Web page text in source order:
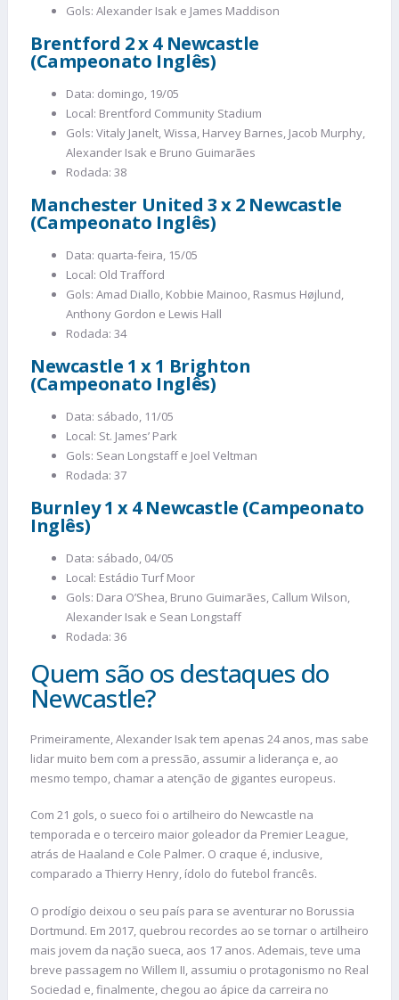
Gols: Alexander Isak e James Maddison
Brentford 2 x 4 Newcastle
(Campeonato Inglês)
Data: domingo, 19/05
Local: Brentford Community Stadium
Gols: Vitaly Janelt, Wissa, Harvey Barnes, Jacob Murphy,
Alexander Isak e Bruno Guimarães
Rodada: 38
Manchester United 3 x 2 Newcastle
(Campeonato Inglês)
Data: quarta-feira, 15/05
Local: Old Trafford
Gols: Amad Diallo, Kobbie Mainoo, Rasmus Højlund,
Anthony Gordon e Lewis Hall
Rodada: 34
Newcastle 1 x 1 Brighton
(Campeonato Inglês)
Data: sábado, 11/05
Local: St. James’ Park
Gols: Sean Longstaff e Joel Veltman
Rodada: 37
Burnley 1 x 4 Newcastle (Campeonato
Inglês)
Data: sábado, 04/05
Local: Estádio Turf Moor
Gols: Dara O’Shea, Bruno Guimarães, Callum Wilson,
Alexander Isak e Sean Longstaff
Rodada: 36
Quem são os destaques do
Newcastle?
Primeiramente, Alexander Isak tem apenas 24 anos, mas sabe
lidar muito bem com a pressão, assumir a liderança e, ao
mesmo tempo, chamar a atenção de gigantes europeus.
Com 21 gols, o sueco foi o artilheiro do Newcastle na
temporada e o terceiro maior goleador da Premier League,
atrás de Haaland e Cole Palmer. O craque é, inclusive,
comparado a Thierry Henry, ídolo do futebol francês.
O prodígio deixou o seu país para se aventurar no Borussia
Dortmund. Em 2017, quebrou recordes ao se tornar o artilheiro
mais jovem da nação sueca, aos 17 anos. Ademais, teve uma
breve passagem no Willem II, assumiu o protagonismo no Real
Sociedad e, finalmente, chegou ao ápice da carreira no